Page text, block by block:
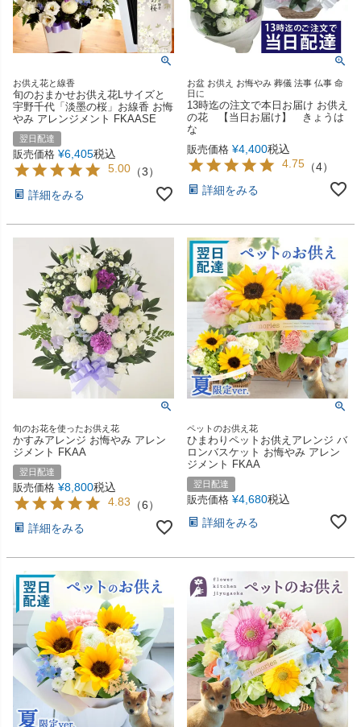
お供え花と線香
旬のおまかせお供え花Lサイズと
宇野千代「淡墨の桜」お線香 お悔
やみ アレンジメント FKAASE
翌日配達
販売価格 ¥6,405税込
5.00 （3）
詳細をみる
お盆 お供え お悔やみ 葬儀 法事 仏事 命
日に
13時迄の注文で本日お届け お供え
の花 【当日お届け】 きょうは
な
販売価格 ¥4,400税込
4.75 （4）
詳細をみる
旬のお花を使ったお供え花
かすみアレンジ お悔やみ アレン
ジメント FKAA
翌日配達
販売価格 ¥8,800税込
4.83 （6）
詳細をみる
ペットのお供え花
ひまわりペットお供えアレンジ バ
ロンバスケット お悔やみ アレン
ジメント FKAA
翌日配達
販売価格 ¥4,680税込
詳細をみる